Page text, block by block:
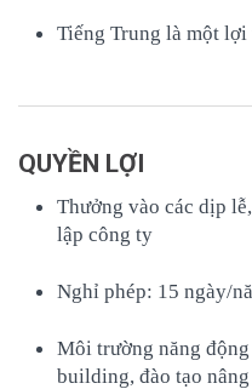
Tiếng Trung là một lợi
QUYỀN LỢI
Thưởng vào các dịp
lập công ty
Nghỉ phép: 15 ngày/
Môi trường năng động
building, đào tạo